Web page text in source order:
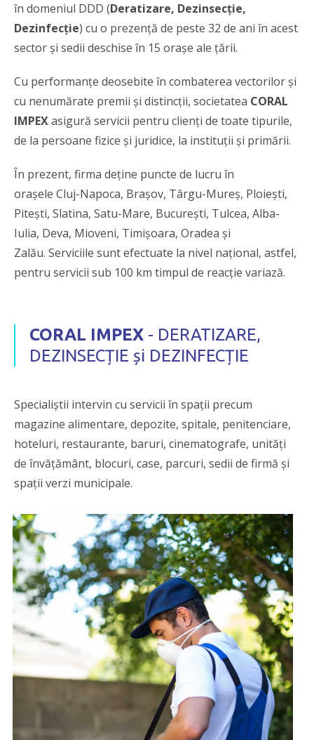
în domeniul DDD (Deratizare, Dezinsecție,
Dezinfecție) cu o prezență de peste 32 de ani în acest
sector și sedii deschise în 15 orașe ale țării.
Cu performanțe deosebite în combaterea vectorilor și
cu nenumărate premii și distincții, societatea CORAL
IMPEXasigură servicii pentru clienți de toate tipurile,
de la persoane fizice și juridice, la instituții și primării.
În prezent, firma deține puncte de lucru în
orașele Cluj-Napoca, Brașov, Târgu-Mureș, Ploiești,
Pitești, Slatina, Satu-Mare, București, Tulcea, Alba-
Iulia, Deva, Mioveni, Timișoara, Oradea și
Zalău. Serviciile sunt efectuate la nivel național, astfel,
pentru servicii sub 100 km timpul de reacție variază.
CORAL IMPEX - DERATIZARE,
DEZINSECȚIE și DEZINFECȚIE
Specialiștii intervin cu servicii în spații precum
magazine alimentare, depozite, spitale, penitenciare,
hoteluri, restaurante, baruri, cinematografe, unități
de învățământ, blocuri, case, parcuri, sedii de firmă și
spații verzi municipale.